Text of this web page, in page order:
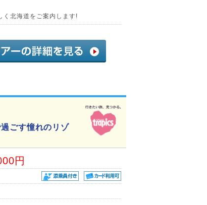
北海道をご案内します!
ごす憧れのリゾ
円